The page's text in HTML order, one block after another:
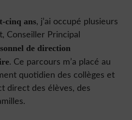
cinq ans, j’ai occupé plusieurs
Conseiller Principal
de direction
. Ce parcours m’a placé au
quotidien des collèges et
direct des élèves, des